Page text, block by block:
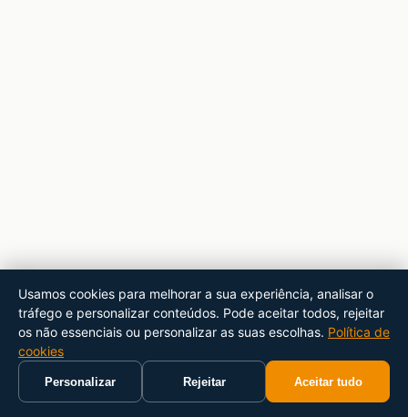
Usamos cookies para melhorar a sua experiência, analisar o
tráfego e personalizar conteúdos. Pode aceitar todos, rejeitar
os não essenciais ou personalizar as suas escolhas. Política de
cookies
Personalizar Rejeitar Aceitar tudo